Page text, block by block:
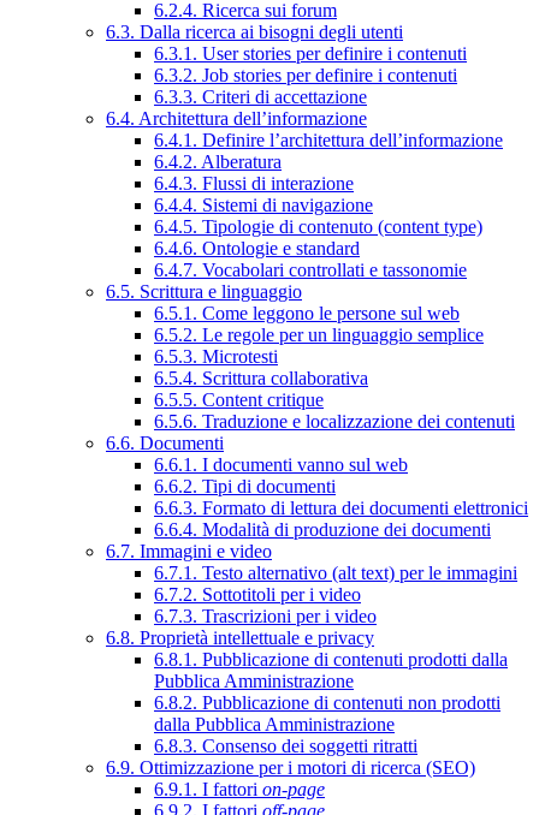
6.2.4. Ricerca sui forum
6.3. Dalla ricerca ai bisogni degli utenti
6.3.1. User stories per definire i contenuti
6.3.2. Job stories per definire i contenuti
6.3.3. Criteri di accettazione
6.4. Architettura dell’informazione
6.4.1. Definire l’architettura dell’informazione
6.4.2. Alberatura
6.4.3. Flussi di interazione
6.4.4. Sistemi di navigazione
6.4.5. Tipologie di contenuto (content type)
6.4.6. Ontologie e standard
6.4.7. Vocabolari controllati e tassonomie
6.5. Scrittura e linguaggio
6.5.1. Come leggono le persone sul web
6.5.2. Le regole per un linguaggio semplice
6.5.3. Microtesti
6.5.4. Scrittura collaborativa
6.5.5. Content critique
6.5.6. Traduzione e localizzazione dei contenuti
6.6. Documenti
6.6.1. I documenti vanno sul web
6.6.2. Tipi di documenti
6.6.3. Formato di lettura dei documenti elettronici
6.6.4. Modalità di produzione dei documenti
6.7. Immagini e video
6.7.1. Testo alternativo (alt text) per le immagini
6.7.2. Sottotitoli per i video
6.7.3. Trascrizioni per i video
6.8. Proprietà intellettuale e privacy
6.8.1. Pubblicazione di contenuti prodotti dalla
Pubblica Amministrazione
6.8.2. Pubblicazione di contenuti non prodotti
dalla Pubblica Amministrazione
6.8.3. Consenso dei soggetti ritratti
6.9. Ottimizzazione per i motori di ricerca (SEO)
6.9.1. I fattori on-page
6.9.2. I fattori off-page